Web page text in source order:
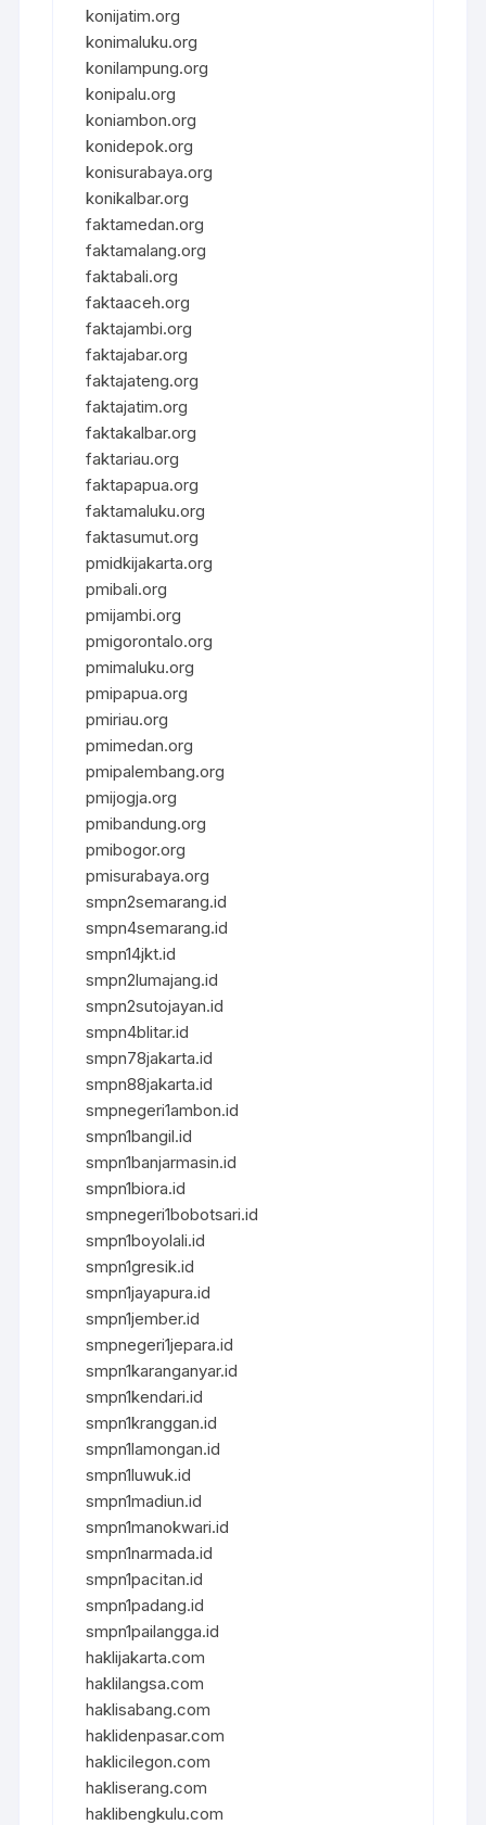
konijatim.org
konimaluku.org
konilampung.org
konipalu.org
koniambon.org
konidepok.org
konisurabaya.org
konikalbar.org
faktamedan.org
faktamalang.org
faktabali.org
faktaaceh.org
faktajambi.org
faktajabar.org
faktajateng.org
faktajatim.org
faktakalbar.org
faktariau.org
faktapapua.org
faktamaluku.org
faktasumut.org
pmidkijakarta.org
pmibali.org
pmijambi.org
pmigorontalo.org
pmimaluku.org
pmipapua.org
pmiriau.org
pmimedan.org
pmipalembang.org
pmijogja.org
pmibandung.org
pmibogor.org
pmisurabaya.org
smpn2semarang.id
smpn4semarang.id
smpn14jkt.id
smpn2lumajang.id
smpn2sutojayan.id
smpn4blitar.id
smpn78jakarta.id
smpn88jakarta.id
smpnegeri1ambon.id
smpn1bangil.id
smpn1banjarmasin.id
smpn1biora.id
smpnegeri1bobotsari.id
smpn1boyolali.id
smpn1gresik.id
smpn1jayapura.id
smpn1jember.id
smpnegeri1jepara.id
smpn1karanganyar.id
smpn1kendari.id
smpn1kranggan.id
smpn1lamongan.id
smpn1luwuk.id
smpn1madiun.id
smpn1manokwari.id
smpn1narmada.id
smpn1pacitan.id
smpn1padang.id
smpn1pailangga.id
haklijakarta.com
haklilangsa.com
haklisabang.com
haklidenpasar.com
haklicilegon.com
hakliserang.com
haklibengkulu.com